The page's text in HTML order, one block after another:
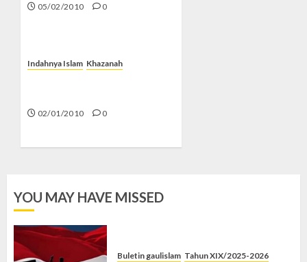
05/02/2010 0
Indahnya Islam Khazanah
02/01/2010 0
YOU MAY HAVE MISSED
Buletin gaulislam Tahun XIX/2025-2026